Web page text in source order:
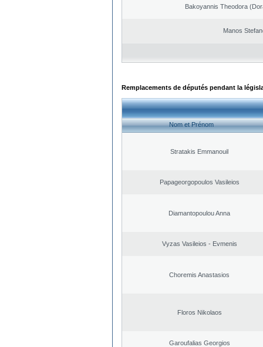
Bakoyannis Theodora
Manos
Remplacements de députés pendant la
Nom et Prénom
Stratakis Emmanouil
Papageorgopoulos Vasileios
Diamantopoulou Anna
Vyzas Vasileios - Evmenis
Choremis Anastasios
Floros Nikolaos
Garoufalias Georgios